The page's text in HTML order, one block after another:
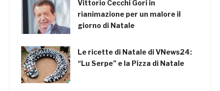
Vittorio Cecchi Gori in
rianimazione per un malore il
giorno di Natale
Le ricette di Natale di VNews24:
“Lu Serpe” e la Pizza di Natale